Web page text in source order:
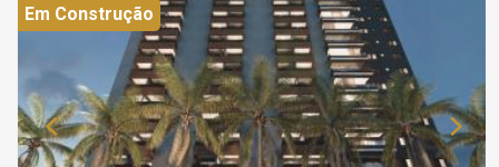
Em Construção